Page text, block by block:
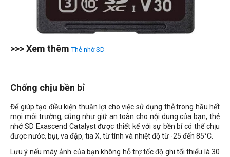
>>> Xem thêmThẻ nhớ SD
Chống chịu bền bỉ
Để giúp tạo điều kiện thuận lợi cho việc sử dụng thẻ trong hầu hết
mọi môi trường, cũng như giữ an toàn cho nội dung của bạn, thẻ
nhớ SD Exascend Catalyst được thiết kế với sự bền bỉ có thể chịu
được nước, bụi, va đập, tia X, từ tính và nhiệt độ từ -25 đến 85°C.
Lưu ý nếu máy ảnh của bạn không hỗ trợ tốc độ ghi tối thiểu là 30